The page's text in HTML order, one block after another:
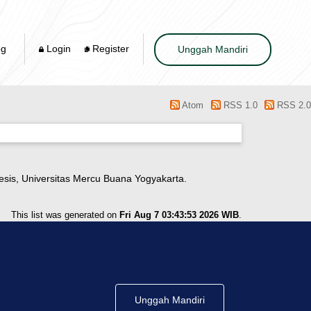
Login Register Unggah Mandiri
Atom RSS 1.0 RSS 2.0
Universitas Mercu Buana Yogyakarta.
This list was generated on Fri Aug 7 03:43:53 2026 WIB.
Unggah Mandiri